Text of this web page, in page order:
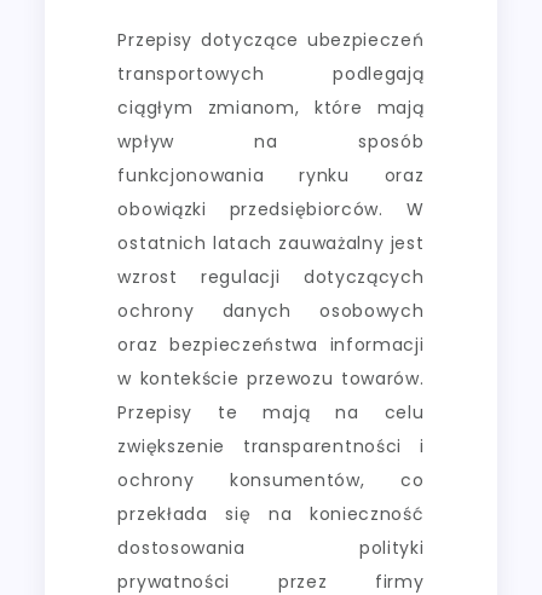
Przepisy dotyczące ubezpieczeń
transportowych podlegają
ciągłym zmianom, które mają
wpływ na sposób
funkcjonowania rynku oraz
obowiązki przedsiębiorców. W
ostatnich latach zauważalny jest
wzrost regulacji dotyczących
ochrony danych osobowych
oraz bezpieczeństwa informacji
w kontekście przewozu towarów.
Przepisy te mają na celu
zwiększenie transparentności i
ochrony konsumentów, co
przekłada się na konieczność
dostosowania polityki
prywatności przez firmy